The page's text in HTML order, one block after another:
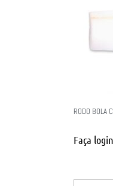
RODO BOLA
Faça